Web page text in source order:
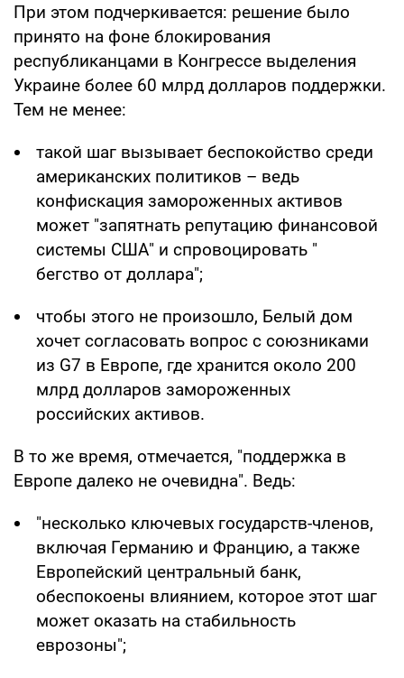
При этом подчеркивается: решение было
принято на фоне блокирования
республиканцами в Конгрессе выделения
Украине более 60 млрд долларов поддержки.
Тем не менее:
такой шаг вызывает беспокойство среди
американских политиков – ведь
конфискация замороженных активов
может "запятнать репутацию финансовой
системы США" и спровоцировать "
бегство от доллара";
чтобы этого не произошло, Белый дом
хочет согласовать вопрос с союзниками
из G7 в Европе, где хранится около 200
млрд долларов замороженных
российских активов.
В то же время, отмечается, "поддержка в
Европе далеко не очевидна". Ведь:
"несколько ключевых государств-членов,
включая Германию и Францию, а также
Европейский центральный банк,
обеспокоены влиянием, которое этот шаг
может оказать на стабильность
еврозоны";